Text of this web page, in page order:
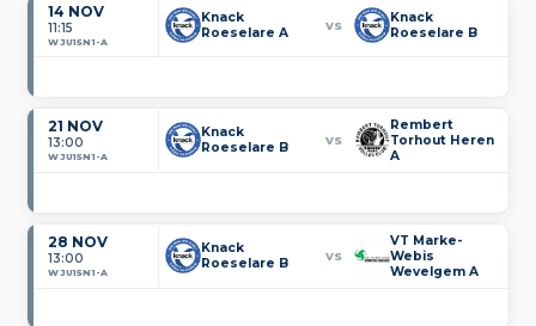
14 NOV
11:15
WJU15N1-A
Knack
Roeselare A
VS
Knack
Roeselare B
21 NOV
13:00
WJU15N1-A
Knack
Roeselare B
VS
Rembert
Torhout Heren
A
28 NOV
13:00
WJU15N1-A
Knack
Roeselare B
VS
VT Marke-
Webis
Wevelgem A